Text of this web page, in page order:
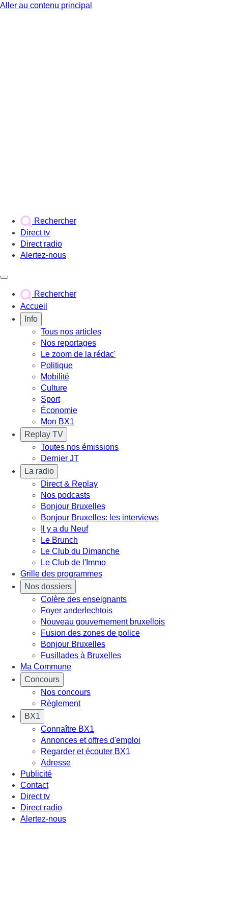
Aller au contenu principal
Rechercher
Direct tv
Direct radio
Alertez-nous
Rechercher
Accueil
Info
Tous nos articles
Nos reportages
Le zoom de la rédac'
Politique
Mobilité
Culture
Sport
Économie
Mon BX1
Replay TV
Toutes nos émissions
Dernier JT
La radio
Direct & Replay
Nos podcasts
Bonjour Bruxelles
Bonjour Bruxelles: les interviews
Il y a du Neuf
Le Brunch
Le Club du Dimanche
Le Club de l'Immo
Grille des programmes
Nos dossiers
Colère des enseignants
Foyer anderlechtois
Nouveau gouvernement bruxellois
Fusion des zones de police
Bonjour Bruxelles
Fusillades à Bruxelles
Ma Commune
Concours
Nos concours
Règlement
BX1
Connaître BX1
Annonces et offres d'emploi
Regarder et écouter BX1
Adresse
Publicité
Contact
Direct tv
Direct radio
Alertez-nous